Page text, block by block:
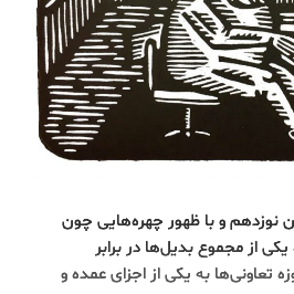
نوزدهم و با ظهور چهره‌هایی چون
از مجموع بدیل‌ها در برابر
تعاونی‌ها به یکی از اجزای عمده و